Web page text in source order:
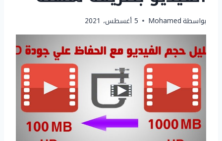
بواسطةMohamed 5 أغسطس، 2021